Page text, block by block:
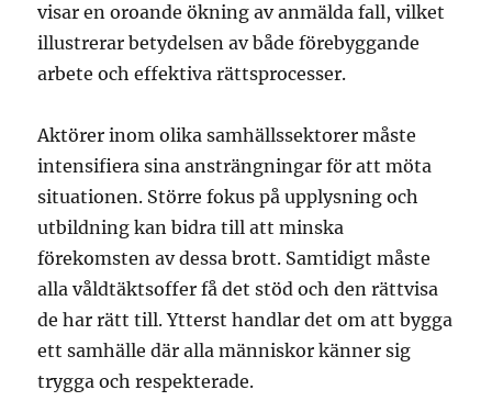
visar en oroande ökning av anmälda fall, vilket
illustrerar betydelsen av både förebyggande
arbete och effektiva rättsprocesser.
Aktörer inom olika samhällssektorer måste
intensifiera sina ansträngningar för att möta
situationen. Större fokus på upplysning och
utbildning kan bidra till att minska
förekomsten av dessa brott. Samtidigt måste
alla våldtäktsoffer få det stöd och den rättvisa
de har rätt till. Ytterst handlar det om att bygga
ett samhälle där alla människor känner sig
trygga och respekterade.